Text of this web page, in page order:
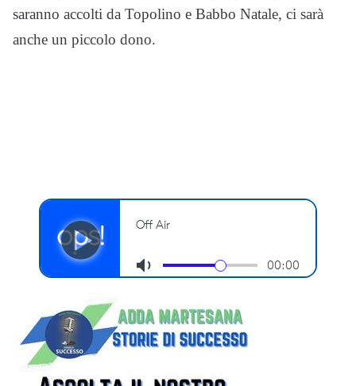
saranno accolti da Topolino e Babbo Natale, ci sarà
anche un piccolo dono.